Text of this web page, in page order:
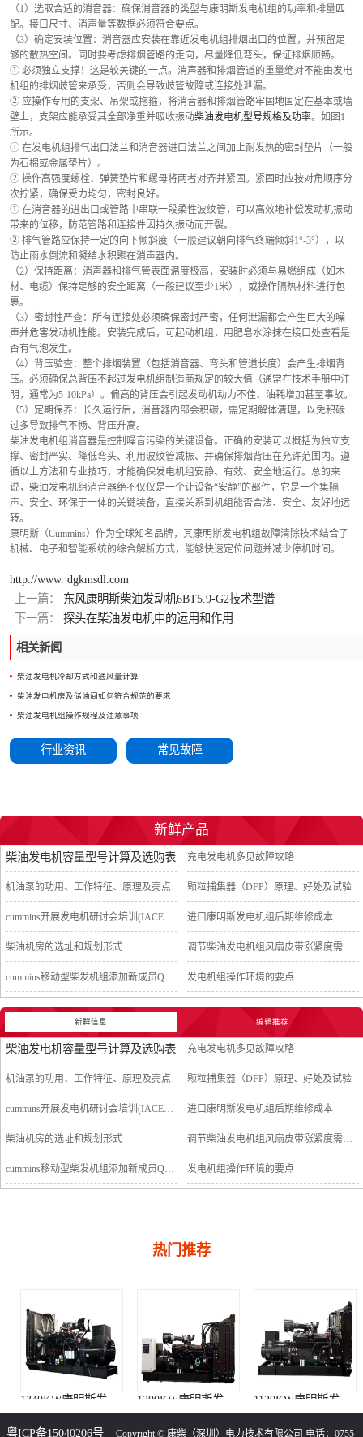
（1）选取合适的消音器：确保消音器的类型与康明斯发电机组的功率和排量匹
配。接口尺寸、消声量等数据必须符合要点。
（3）确定安装位置：消音器应安装在靠近发电机组排烟出口的位置，并预留足
够的散热空间。同时要考虑排烟管路的走向，尽量降低弯头，保证排烟顺畅。
① 必须独立支撑！这是较关键的一点。消声器和排烟管道的重量绝对不能由发电
机组的排烟歧管来承受，否则会导致歧管故障或连接处泄漏。
② 应操作专用的支架、吊架或拖箍，将消音器和排烟管路牢固地固定在基本或墙
壁上，支架应能承受其全部净重并吸收振动柴油发电机型号规格及功率。如图1
所示。
① 在发电机组排气出口法兰和消音器进口法兰之间加上耐发热的密封垫片（一般
为石棉或金属垫片）。
② 操作高强度螺栓、弹簧垫片和螺母将两者对齐并紧固。紧固时应按对角顺序分
次拧紧，确保受力均匀，密封良好。
① 在消音器的进出口或管路中串联一段柔性波纹管，可以高效地补偿发动机振动
带来的位移，防范管路和连接件因持久振动而开裂。
② 排气管路应保持一定的向下倾斜度（一般建议朝向排气终端倾斜1°-3°），以
防止雨水倒流和凝结水积聚在消声器内。
（2）保持距离：消声器和排气管表面温度极高，安装时必须与易燃组成（如木
材、电缆）保持足够的安全距离（一般建议至少1米），或操作隔热材料进行包
裹。
（3）密封性严查：所有连接处必须确保密封严密，任何泄漏都会产生巨大的噪
声并危害发动机性能。安装完成后，可起动机组，用肥皂水涂抹在接口处查看是
否有气泡发生。
（4）背压验查：整个排烟装置（包括消音器、弯头和管道长度）会产生排烟背
压。必须确保总背压不超过发电机组制造商规定的较大值（通常在技术手册中注
明，通常为5-10kPa）。偏高的背压会引起发动机动力不佳、油耗增加甚至事故。
（5）定期保养：长久运行后，消音器内部会积碳，需定期解体清理，以免积碳
过多导致排气不畅、背压升高。
柴油发电机组消音器是控制噪音污染的关键设备。正确的安装可以概括为独立支
撑、密封严实、降低弯头、利用波纹管减振、并确保排烟背压在允许范围内。遵
循以上方法和专业技巧，才能确保发电机组安静、有效、安全地运行。总的来
说，柴油发电机组消音器绝不仅仅是一个让设备“安静”的部件，它是一个集隔
声、安全、环保于一体的关键装备，直接关系到机组能否合法、安全、友好地运
转。
康明斯（Cummins）作为全球知名品牌，其康明斯发电机组故障清除技术结合了
机械、电子和智能系统的综合解析方式，能够快速定位问题并减少停机时间。
http://www. dgkmsdl.com
上一篇：
东风康明斯柴油发动机6BT5.9-G2技术型谱
下一篇：
探头在柴油发电机中的运用和作用
相关新闻
柴油发电机冷却方式和通风量计算
柴油发电机房及储油间如何符合规范的要求
柴油发电机组操作规程及注意事项
行业资讯 常见故障
新鲜产品
柴油发电机容量型号计算及选购表 充电发电机多见故障攻略
机油泵的功用、工作特征、原理及亮点 颗粒捕集器（DFP）原理、好处及试验
cummins开展发电机研讨会培训(IACET)认证工作 进口康明斯发电机组后期维修成本
柴油机房的选址和规划形式 调节柴油发电机组风扇皮带涨紧度需要注意哪些
cummins移动型柴发机组添加新成员QSB5-G11系列 发电机组操作环境的要点
新鲜信息 编辑推荐
柴油发电机容量型号计算及选购表 充电发电机多见故障攻略
机油泵的功用、工作特征、原理及亮点 颗粒捕集器（DFP）原理、好处及试验
cummins开展发电机研讨会培训(IACET)认证工作 进口康明斯发电机组后期维修成本
柴油机房的选址和规划形式 调节柴油发电机组风扇皮带涨紧度需要注意哪些
cummins移动型柴发机组添加新成员QSB5-G11系列 发电机组操作环境的要点
热门推荐
1340KW康明斯发电机组（KTA50-GS8柴油机） 1200KW康明斯发电机组（KTA50-G8柴油机）
粤ICP备15040206号 Copyright © 康柴（深圳）电力技术有限公司 电话：0755-